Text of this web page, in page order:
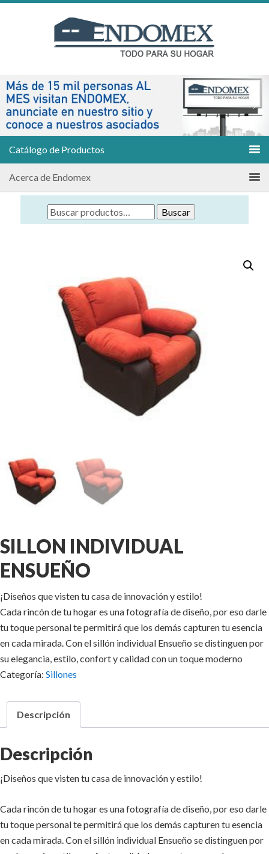
Catálogo de Productos
Acerca de Endomex
Buscar
SILLON INDIVIDUAL
ENSUEÑO
¡Diseños que visten tu casa de innovación y estilo!
Cada rincón de tu hogar es una fotografía de diseño, por eso darle
tu toque personal te permitirá que los demás capturen tu esencia
en cada mirada. Con el sillón individual Ensueño se distinguen por
su elegancia, estilo, confort y calidad con un toque moderno
Categoría: Sillones
Descripción
Descripción
¡Diseños que visten tu casa de innovación y estilo!
Cada rincón de tu hogar es una fotografía de diseño, por eso darle
tu toque personal te permitirá que los demás capturen tu esencia
en cada mirada. Con el sillón individual Ensueño se distinguen por